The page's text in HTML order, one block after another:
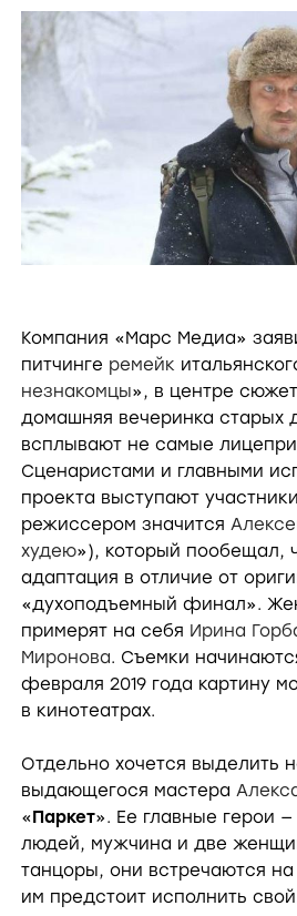
Компания «Марс Медиа»
питчинге ремейк
незнакомцы», в центре
домашняя вечеринка старых
всплывают не самые
Сценаристами и главными
проекта выступают
режиссером значится
худею»), который пообещал,
адаптация в отличие от
«духоподъемный финал».
примерят на себя Ирина
Миронова. Съемки
февраля 2019 года картину
в кинотеатрах.
Отдельно хочется выделить
выдающегося мастера
«Паркет». Ее главные герои
людей, мужчина и две
танцоры, они встречаются
им предстоит исполнить